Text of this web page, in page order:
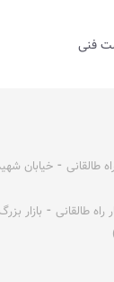
فنی
طالقانی ⁃ خیابان
راه طالقانی ⁃ بازار